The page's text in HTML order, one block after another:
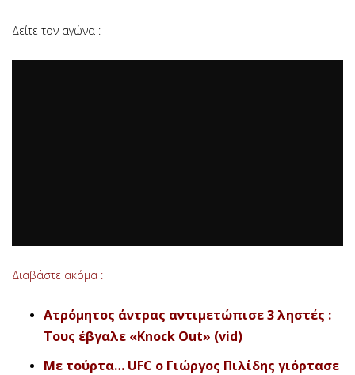
Δείτε τον αγώνα :
Διαβάστε ακόμα :
Ατρόμητος άντρας αντιμετώπισε 3 ληστές :
Τους έβγαλε «Knock Out» (vid)
Με τούρτα… UFC ο Γιώργος Πιλίδης γιόρτασε